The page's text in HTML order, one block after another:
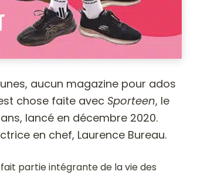
aucun magazine pour ados
chose faite avec Sporteen, le
lancé en décembre 2020.
en chef, Laurence Bureau.
partie intégrante de la vie des